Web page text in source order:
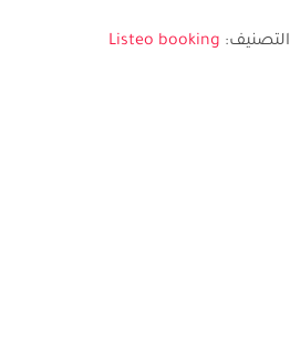
التصنيف: Listeo booking